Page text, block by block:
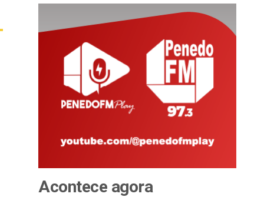
Acontece agora